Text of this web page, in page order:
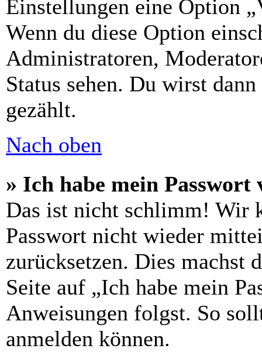
Einstellungen eine Option
Wenn du diese Option
Administratoren,
Status sehen. Du wirst
gezählt.
Nach oben
» Ich habe mein Passwort
Das ist nicht schlimm! Wir
Passwort nicht wieder
zurücksetzen. Dies machst
Seite auf „Ich habe mein
Anweisungen folgst. So
anmelden können.